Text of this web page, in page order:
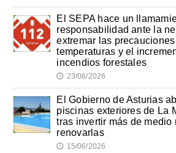
El SEPA hace un
responsabilidad ante la
extremar las
temperaturas y el
incendios forestales
🕔 23/06/2026
El Gobierno de Asturias
piscinas exteriores de La
tras invertir más de medio
renovarlas
🕔 15/06/2026